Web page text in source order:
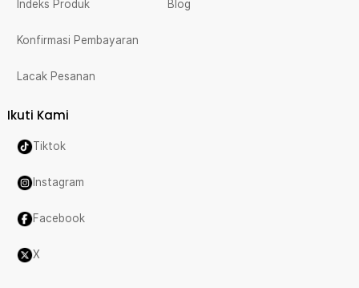
Indeks Produk
Konfirmasi Pembayaran
Lacak Pesanan
Blog
Ikuti Kami
Tiktok
Instagram
Facebook
X